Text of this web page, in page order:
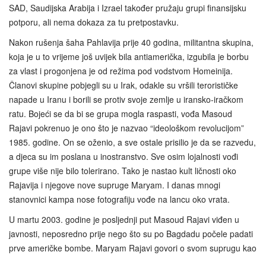
SAD, Saudijska Arabija i Izrael također pružaju grupi finansijsku
potporu, ali nema dokaza za tu pretpostavku.
Nakon rušenja šaha Pahlavija prije 40 godina, militantna skupina,
koja je u to vrijeme još uvijek bila antiamerička, izgubila je borbu
za vlast i progonjena je od režima pod vodstvom Homeinija.
Članovi skupine pobjegli su u Irak, odakle su vršili terorističke
napade u Iranu i borili se protiv svoje zemlje u iransko-iračkom
ratu. Bojeći se da bi se grupa mogla raspasti, vođa Masoud
Rajavi pokrenuo je ono što je nazvao “ideološkom revolucijom”
1985. godine. On se oženio, a sve ostale prisilio je da se razvedu,
a djeca su im poslana u inostranstvo. Sve osim lojalnosti vođi
grupe više nije bilo tolerirano. Tako je nastao kult ličnosti oko
Rajavija i njegove nove supruge Maryam. I danas mnogi
stanovnici kampa nose fotografiju vođe na lancu oko vrata.
U martu 2003. godine je posljednji put Masoud Rajavi viđen u
javnosti, neposredno prije nego što su po Bagdadu počele padati
prve američke bombe. Maryam Rajavi govori o svom suprugu kao